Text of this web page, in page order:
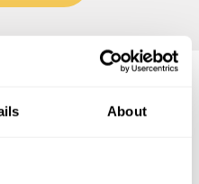
About
frecuentes sobre Chef a